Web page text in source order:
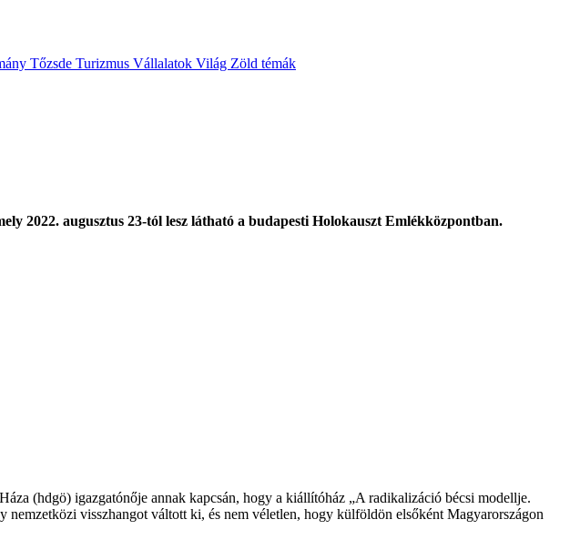
Tőzsde Turizmus Vállalatok Világ Zöld témák
2022. augusztus 23-tól lesz látható a budapesti Holokauszt Emlékközpontban.
(hdgö) igazgatónője annak kapcsán, hogy a kiállítóház „A radikalizáció bécsi modellje.
nemzetközi visszhangot váltott ki, és nem véletlen, hogy külföldön elsőként Magyarországon